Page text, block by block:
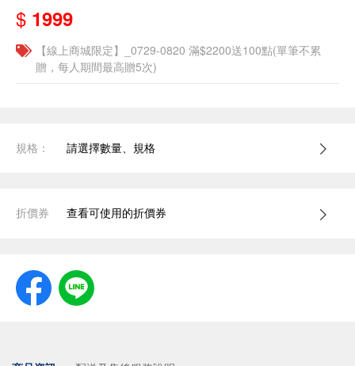
$ 1999
【線上商城限定】_0729-0820 滿$2200送100點(單筆不累
贈，每人期間最高贈5次)
規格： 請選擇數量、規格
折價券 查看可使用的折價券